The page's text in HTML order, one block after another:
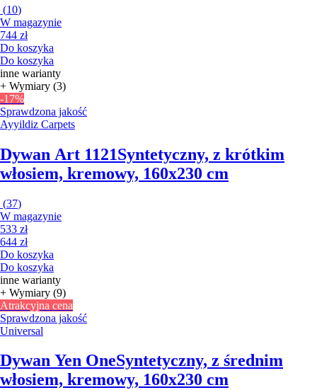
(10)
W magazynie
744 zł
Do koszyka
Do koszyka
inne warianty
+ Wymiary (3)
-17%
Sprawdzona jakość
Ayyildiz Carpets
Dywan Art 1121Syntetyczny, z krótkim
włosiem, kremowy, 160x230 cm
(37)
W magazynie
533 zł
644 zł
Do koszyka
Do koszyka
inne warianty
+ Wymiary (9)
Atrakcyjna cena
Sprawdzona jakość
Universal
Dywan Yen OneSyntetyczny, z średnim
włosiem, kremowy, 160x230 cm